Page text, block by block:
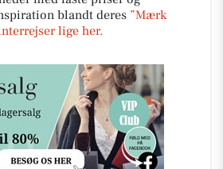
blandt deres ”Mærk
lige her.